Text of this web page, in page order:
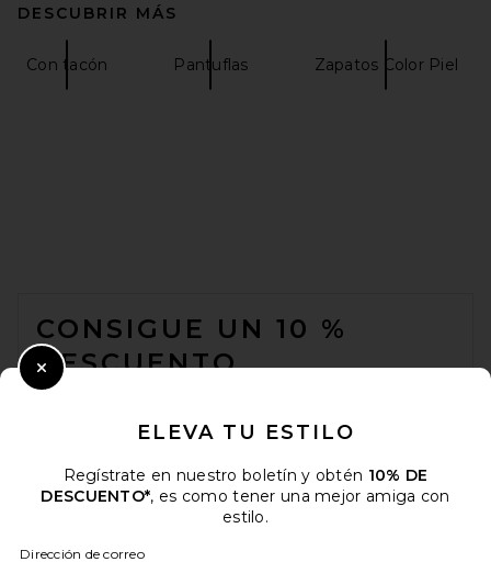
DESCUBRIR MÁS
Con tacón Pantuflas Zapatos Color Piel
CONSIGUE UN 10 %
DESCUENTO
electrónico. Puede retirarse en cualquier momento.
Email Address
ELEVA TU ESTILO
Regístrate en nuestro boletín y obtén 10% DE
DESCUENTO*, es como tener una mejor amiga con
estilo.
Dirección de correo
Close Modal